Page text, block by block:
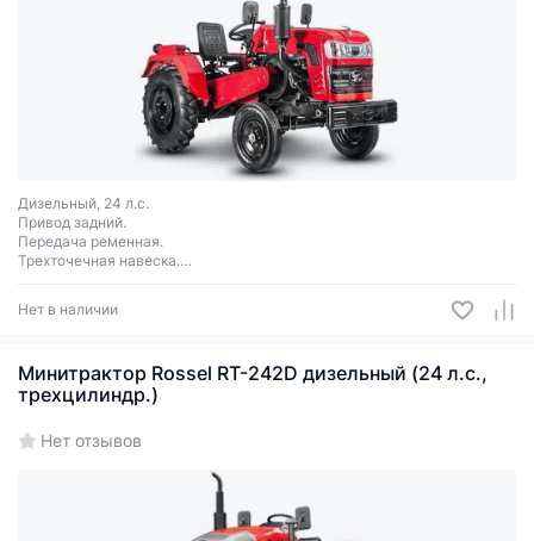
Дизельный, 24 л.с.
Привод задний.
Передача ременная.
Трехточечная навеска.
ВОМ 540 об/мин, КПП 6+2, колесная формула 4х2, передние и задние
Нет в наличии
Минитрактор Rossel RT-242D дизельный (24 л.с.,
трехцилиндр.)
Нет отзывов